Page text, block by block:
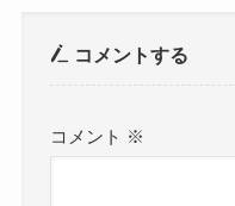
コメントする
コメント ※